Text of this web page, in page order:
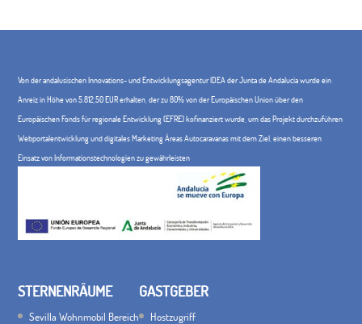
Von der andalusischen Innovations- und Entwicklungsagentur IDEA der Junta de Andalucía wurde ein
Anreiz in Höhe von 5.812,50 EUR erhalten, der zu 80% von der Europäischen Union über den
Europäischen Fonds für regionale Entwicklung (EFRE) kofinanziert wurde, um das Projekt durchzuführen
Webportalentwicklung und digitales Marketing Áreas Autocaravanas mit dem Ziel, einen besseren
Einsatz von Informationstechnologien zu gewährleisten
STERNENRÄUME
Sevilla Wohnmobil Bereich
GASTGEBER
Hostzugriff